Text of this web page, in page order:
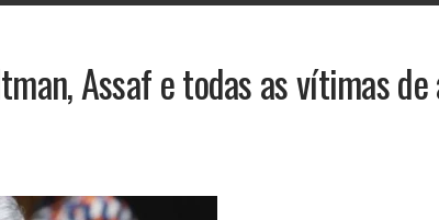
Assaf e todas as vítimas